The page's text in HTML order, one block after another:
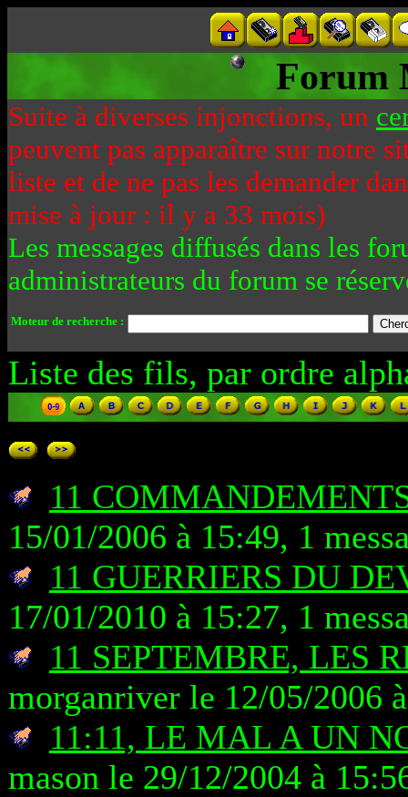
Forum
Suite à diverses injonctions, un
peuvent pas apparaître sur notre
liste et de ne pas les demander
mise à jour : il y a 33 mois)
Les messages diffusés dans les
administrateurs du forum se
Moteur de recherche :
Liste des fils, par ordre
11
15/01/2006 à 15:49, 1
11 GUERRIERS DU
17/01/2010 à 15:27, 1
11 SEPTEMBRE, LES
morganriver le 12/05/2006
11:11, LE MAL A UN
mason le 29/12/2004 à